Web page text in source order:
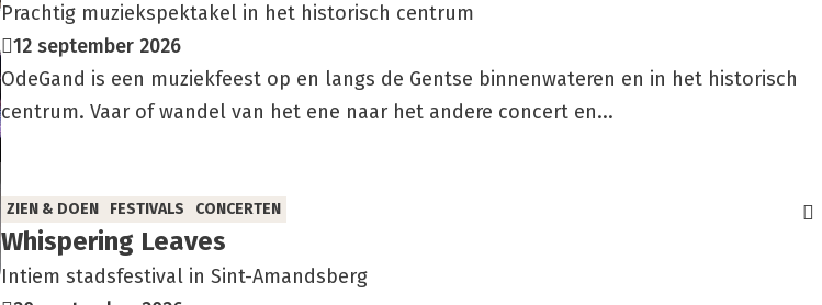
Prachtig muziekspektakel in het historisch centrum
12 september 2026
OdeGand is een muziekfeest op en langs de Gentse binnenwateren en in het historisch
centrum. Vaar of wandel van het ene naar het andere concert en...
Whis­pe­ring Lea­ves
Intiem stadsfestival in Sint-Amandsberg
ZIEN & DOEN FESTIVALS CONCERTEN